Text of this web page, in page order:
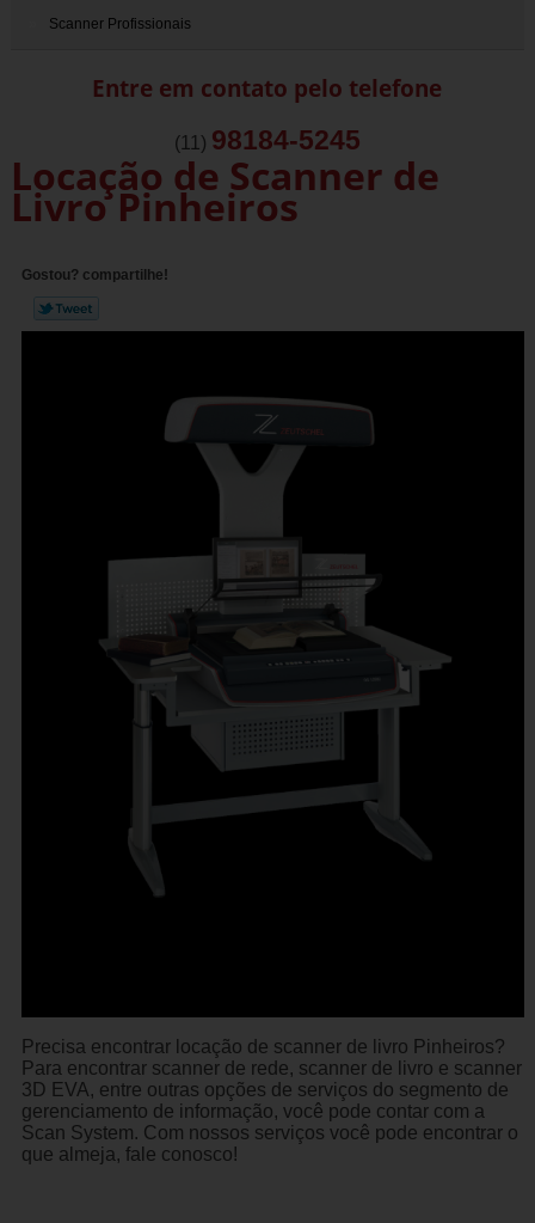
Scanner Profissionais
Entre em contato pelo telefone
(11) 98184-5245
Locação de Scanner de
Livro Pinheiros
Gostou? compartilhe!
Precisa encontrar locação de scanner de livro Pinheiros?
Para encontrar scanner de rede, scanner de livro e scanner
3D EVA, entre outras opções de serviços do segmento de
gerenciamento de informação, você pode contar com a
Scan System. Com nossos serviços você pode encontrar o
que almeja, fale conosco!